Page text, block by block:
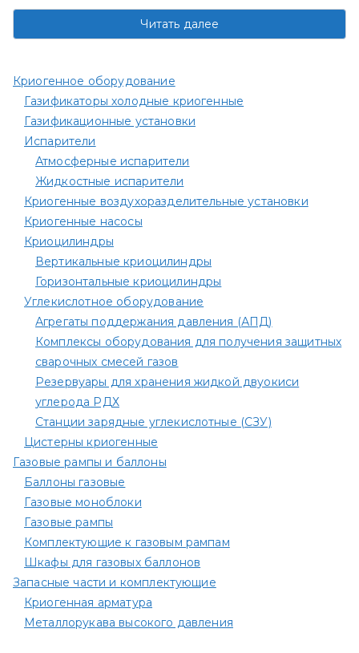
Читать далее
Криогенное оборудование
Газификаторы холодные криогенные
Газификационные установки
Испарители
Атмосферные испарители
Жидкостные испарители
Криогенные воздухоразделительные установки
Криогенные насосы
Криоцилиндры
Вертикальные криоцилиндры
Горизонтальные криоцилиндры
Углекислотное оборудование
Агрегаты поддержания давления (АПД)
Комплексы оборудования для получения защитных
сварочных смесей газов
Резервуары для хранения жидкой двуокиси
углерода РДХ
Станции зарядные углекислотные (СЗУ)
Цистерны криогенные
Газовые рампы и баллоны
Баллоны газовые
Газовые моноблоки
Газовые рампы
Комплектующие к газовым рампам​
Шкафы для газовых баллонов
Запасные части и комплектующие
Криогенная арматура
Металлорукава высокого давления